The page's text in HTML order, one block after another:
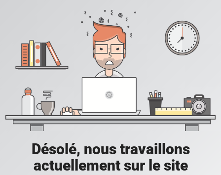
Désolé, nous travaillons
actuellement sur le site